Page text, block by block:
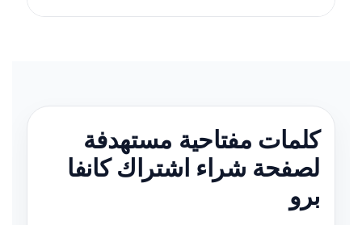
كلمات مفتاحية مستهدفة
لصفحة شراء اشتراك كانفا
برو